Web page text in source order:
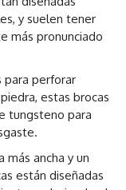
y suelen tener
más pronunciado
para perforar
estas brocas
tungsteno para
más ancha y un
están diseñadas